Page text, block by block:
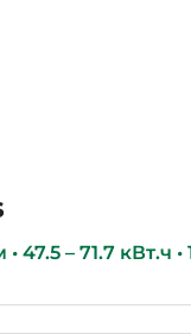
47.5 – 71.7 кВт.ч •